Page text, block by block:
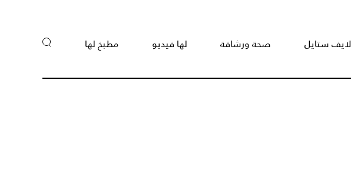
لايف ستايل صحة ورشاقة لها فيديو مطبخ لها